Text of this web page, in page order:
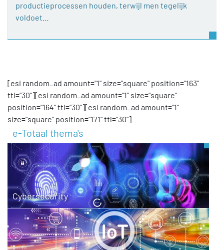
productieprocessen houden, terwijl men tegelijk
voldoet…
[esi random_ad amount="1" size="square" position="163"
ttl="30"][esi random_ad amount="1" size="square"
position="164" ttl="30"][esi random_ad amount="1"
size="square" position="171" ttl="30"]
e-Totaal thema's
Cybersecurity